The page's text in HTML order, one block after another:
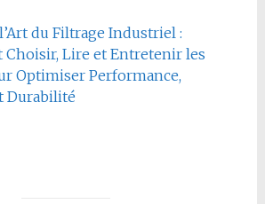
du Filtrage Industriel :
Choisir, Lire et Entretenir les
Optimiser Performance,
Durabilité